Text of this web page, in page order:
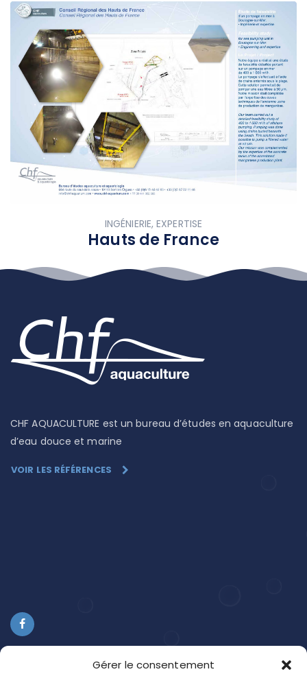
Gérer le consentement
INGÉNIERIE, EXPERTISE
Hauts de France
CHF AQUACULTURE est un bureau d’études en aquaculture
d’eau douce et marine
VOIR LES RÉFÉRENCES